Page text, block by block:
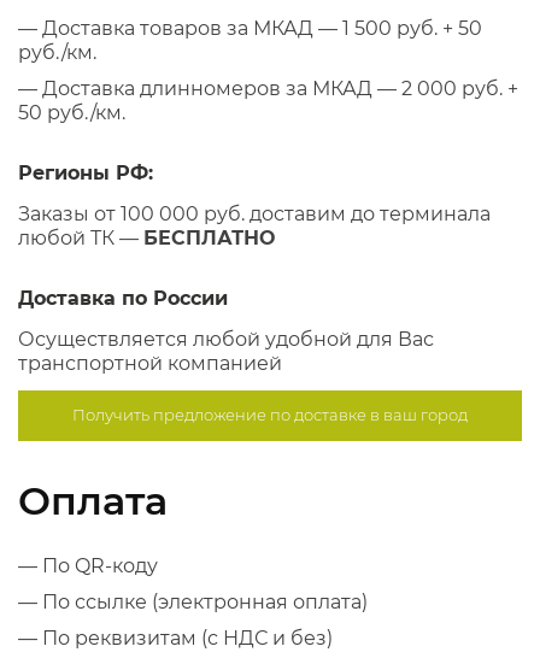
— Доставка товаров за МКАД — 1 500 руб. + 50
руб./км.
— Доставка длинномеров за МКАД — 2 000 руб. +
50 руб./км.
Регионы РФ:
Заказы от 100 000 руб. доставим до терминала
любой ТК — БЕСПЛАТНО
Доставка по России
Осуществляется любой удобной для Вас
транспортной компанией
Получить предложение подоставке в ваш город
Оплата
— По QR-коду
— По ссылке (электронная оплата)
— По реквизитам (с НДС и без)